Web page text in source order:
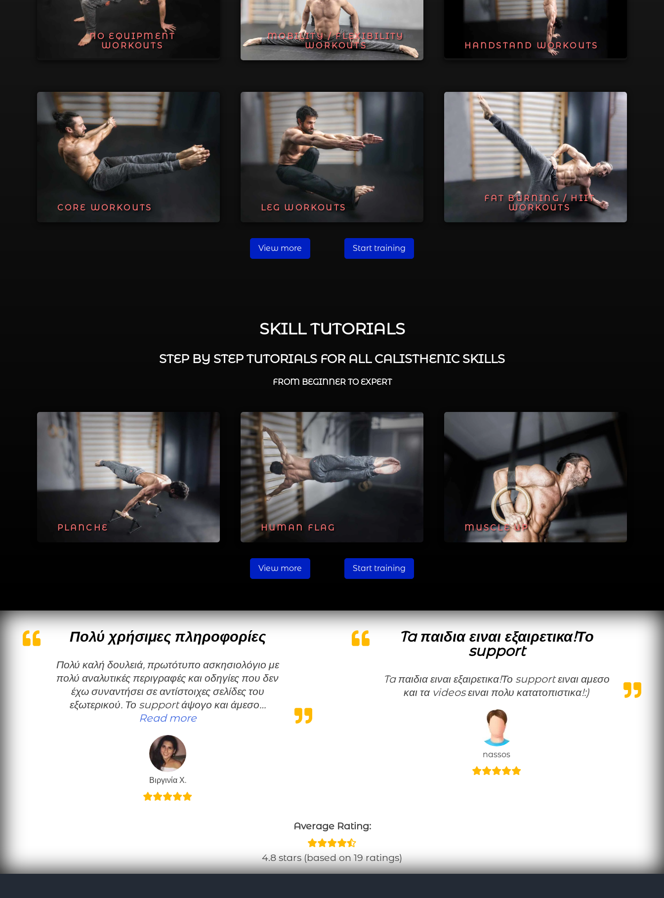
NO EQUIPMENT
WORKOUTS
MOBILITY / FLEXIBILITY
WORKOUTS
HANDSTAND WORKOUTS
CORE WORKOUTS LEG WORKOUTS
FAT BURNING / HIIT
WORKOUTS
View more Start training
SKILL TUTORIALS
STEP BY STEP TUTORIALS FOR ALL CALISTHENIC SKILLS
FROM BEGINNER TO EXPERT
PLANCHE HUMAN FLAG MUSCLE UP
View more Start training
Πολύ χρήσιμες πληροφορίες
Πολύ καλή δουλειά, πρωτότυπο ασκησιολόγιο με
πολύ αναλυτικές περιγραφές και οδηγίες που δεν
έχω συναντήσει σε αντίστοιχες σελίδες του
εξωτερικού. Το support άψογο και άμεσο…
Read more“Πολύ χρήσιμες πληροφορίες”
Βιργινία Χ.
Ta παιδια ειναι εξαιρετικα!Το
support
Ta παιδια ειναι εξαιρετικα!Το support ειναι αμεσο
και τα videos ειναι πολυ κατατοπιστικα!:)
nassos
Average Rating:
4.8 stars (based on 19 ratings)